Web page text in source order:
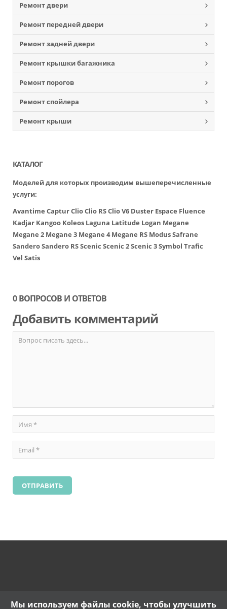
Ремонт двери
Ремонт передней двери
Ремонт задней двери
Ремонт крышки багажника
Ремонт порогов
Ремонт спойлера
Ремонт крыши
КАТАЛОГ
Моделей для которых производим вышеперечисленные
услуги:
Avantime CapturClioClio RSClio V6 Duster Espace Fluence
Kadjar Kangoo Koleos Laguna Latitude Logan Megane
Megane 2 Megane 3 Megane 4 Megane RS ModusSafrane
SanderoSandero RSScenic Scenic 2Scenic 3Symbol Trafic
Vel Satis
0 ВОПРОСОВ И ОТВЕТОВ
Добавить комментарий
Мы используем файлы cookie, чтобы улучшить